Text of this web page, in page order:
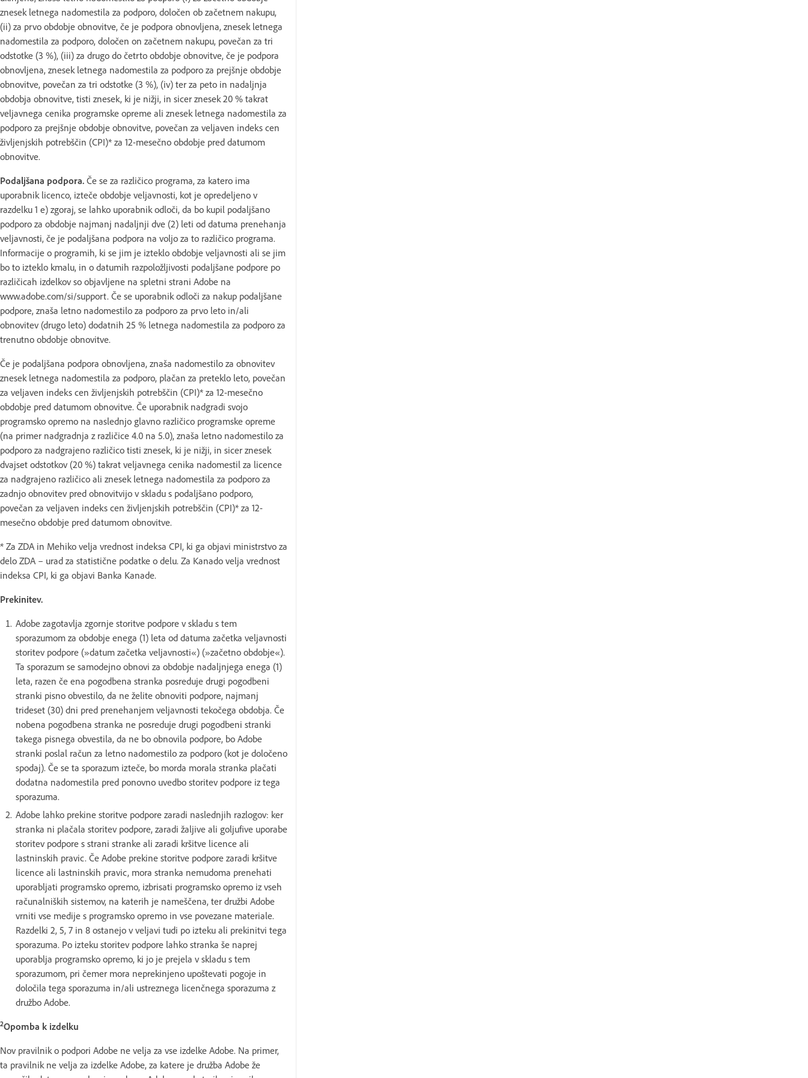
znesek letnega nadomestila za podporo, določen ob začetnem nakupu,
(ii) za prvo obdobje obnovitve, če je podpora obnovljena, znesek letnega
nadomestila za podporo, določen on začetnem nakupu, povečan za tri
odstotke (3 %), (iii) za drugo do četrto obdobje obnovitve, če je podpora
obnovljena, znesek letnega nadomestila za podporo za prejšnje obdobje
obnovitve, povečan za tri odstotke (3 %), (iv) ter za peto in nadaljnja
obdobja obnovitve, tisti znesek, ki je nižji, in sicer znesek 20 % takrat
veljavnega cenika programske opreme ali znesek letnega nadomestila za
podporo za prejšnje obdobje obnovitve, povečan za veljaven indeks cen
življenjskih potrebščin (CPI)* za 12-mesečno obdobje pred datumom
obnovitve.
Podaljšana podpora. Če se za različico programa, za katero ima
uporabnik licenco, izteče obdobje veljavnosti, kot je opredeljeno v
razdelku 1 e) zgoraj, se lahko uporabnik odloči, da bo kupil podaljšano
podporo za obdobje najmanj nadaljnji dve (2) leti od datuma prenehanja
veljavnosti, če je podaljšana podpora na voljo za to različico programa.
Informacije o programih, ki se jim je izteklo obdobje veljavnosti ali se jim
bo to izteklo kmalu, in o datumih razpoložljivosti podaljšane podpore po
različicah izdelkov so objavljene na spletni strani Adobe na
www.adobe.com/si/support. Če se uporabnik odloči za nakup podaljšane
podpore, znaša letno nadomestilo za podporo za prvo leto in/ali
obnovitev (drugo leto) dodatnih 25 % letnega nadomestila za podporo za
trenutno obdobje obnovitve.
Če je podaljšana podpora obnovljena, znaša nadomestilo za obnovitev
znesek letnega nadomestila za podporo, plačan za preteklo leto, povečan
za veljaven indeks cen življenjskih potrebščin (CPI)* za 12-mesečno
obdobje pred datumom obnovitve. Če uporabnik nadgradi svojo
programsko opremo na naslednjo glavno različico programske opreme
(na primer nadgradnja z različice 4.0 na 5.0), znaša letno nadomestilo za
podporo za nadgrajeno različico tisti znesek, ki je nižji, in sicer znesek
dvajset odstotkov (20 %) takrat veljavnega cenika nadomestil za licence
za nadgrajeno različico ali znesek letnega nadomestila za podporo za
zadnjo obnovitev pred obnovitvijo v skladu s podaljšano podporo,
povečan za veljaven indeks cen življenjskih potrebščin (CPI)* za 12-
mesečno obdobje pred datumom obnovitve.
* Za ZDA in Mehiko velja vrednost indeksa CPI, ki ga objavi ministrstvo za
delo ZDA – urad za statistične podatke o delu. Za Kanado velja vrednost
indeksa CPI, ki ga objavi Banka Kanade.
Prekinitev.
Adobe zagotavlja zgornje storitve podpore v skladu s tem
sporazumom za obdobje enega (1) leta od datuma začetka veljavnosti
storitev podpore (»datum začetka veljavnosti«) (»začetno obdobje«).
Ta sporazum se samodejno obnovi za obdobje nadaljnjega enega (1)
leta, razen če ena pogodbena stranka posreduje drugi pogodbeni
stranki pisno obvestilo, da ne želite obnoviti podpore, najmanj
trideset (30) dni pred prenehanjem veljavnosti tekočega obdobja. Če
nobena pogodbena stranka ne posreduje drugi pogodbeni stranki
takega pisnega obvestila, da ne bo obnovila podpore, bo Adobe
stranki poslal račun za letno nadomestilo za podporo (kot je določeno
spodaj). Če se ta sporazum izteče, bo morda morala stranka plačati
dodatna nadomestila pred ponovno uvedbo storitev podpore iz tega
sporazuma.
Adobe lahko prekine storitve podpore zaradi naslednjih razlogov: ker
stranka ni plačala storitev podpore, zaradi žaljive ali goljufive uporabe
storitev podpore s strani stranke ali zaradi kršitve licence ali
lastninskih pravic. Če Adobe prekine storitve podpore zaradi kršitve
licence ali lastninskih pravic, mora stranka nemudoma prenehati
uporabljati programsko opremo, izbrisati programsko opremo iz vseh
računalniških sistemov, na katerih je nameščena, ter družbi Adobe
vrniti vse medije s programsko opremo in vse povezane materiale.
Razdelki 2, 5, 7 in 8 ostanejo v veljavi tudi po izteku ali prekinitvi tega
sporazuma. Po izteku storitev podpore lahko stranka še naprej
uporablja programsko opremo, ki jo je prejela v skladu s tem
sporazumom, pri čemer mora neprekinjeno upoštevati pogoje in
določila tega sporazuma in/ali ustreznega licenčnega sporazuma z
družbo Adobe.
2Opomba k izdelku
Nov pravilnik o podpori Adobe ne velja za vse izdelke Adobe. Na primer,
ta pravilnik ne velja za izdelke Adobe, za katere je družba Adobe že